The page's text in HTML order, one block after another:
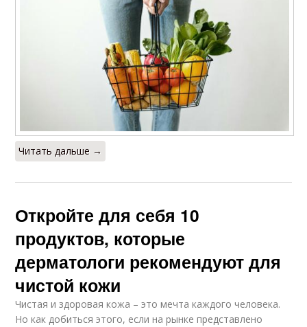
Читать дальше →
Откройте для себя 10
продуктов, которые
дерматологи рекомендуют для
чистой кожи
Чистая и здоровая кожа – это мечта каждого человека.
Но как добиться этого, если на рынке представлено